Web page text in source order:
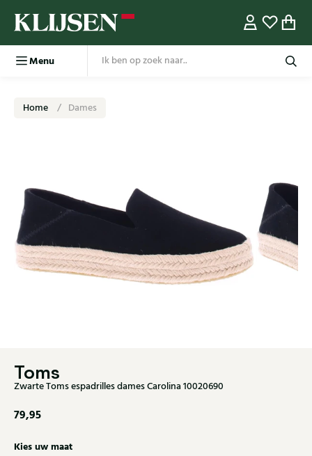
Menu
Home Dames
Toms
Zwarte Toms espadrilles dames Carolina 10020690
79,95
Kies uw maat